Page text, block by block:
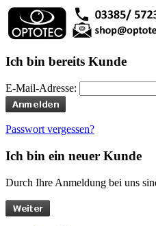
Ich bin bereits Kunde
E-Mail-Adresse:
Passwort vergessen?
Ich bin ein neuer Kunde
Durch Ihre Anmeldung bei uns